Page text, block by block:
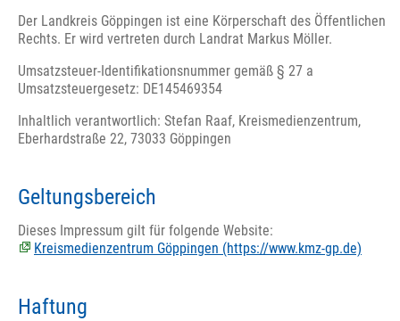
Der Landkreis Göppingen ist eine Körperschaft des Öffentlichen
Rechts. Er wird vertreten durch Landrat Markus Möller.
Umsatzsteuer-Identifikationsnummer gemäß § 27 a
Umsatzsteuergesetz: DE145469354
Inhaltlich verantwortlich: Stefan Raaf, Kreismedienzentrum,
Eberhardstraße 22, 73033 Göppingen
Geltungsbereich
Dieses Impressum gilt für folgende Website:
Kreismedienzentrum Göppingen (https://www.kmz-gp.de)
Haftung